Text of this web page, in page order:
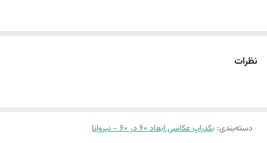
دو عدد بکدراپ ۶٠ در ۶٠نظرات
دسته‌بندی: بکدراپ عکاسی ابعاد 60 در 60 - نیروانا